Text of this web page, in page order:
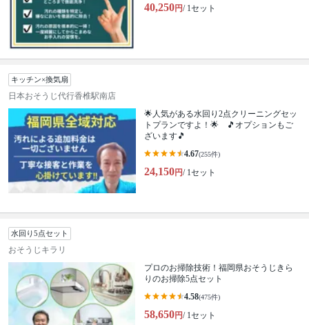
40,250円/ 1セット
キッチン×換気扇
日本おそうじ代行香椎駅南店
🌟人気がある水回り2点クリーニングセッ
トプランですよ！🌟 🎵オプションもご
ざいます🎵
4.67(255件)
24,150円/ 1セット
水回り5点セット
おそうじキラリ
プロのお掃除技術！福岡県おそうじきら
りのお掃除5点セット
4.58(475件)
58,650円/ 1セット